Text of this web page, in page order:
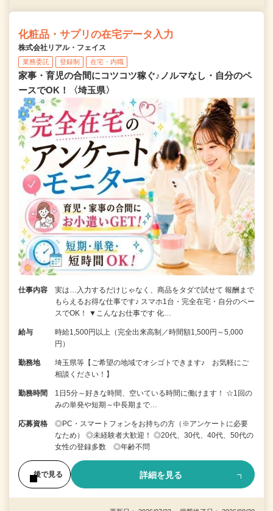
化粧品・サプリの在宅データ入力
株式会社リアル・フェイス
業務委託 登録制 在宅・内職
家事・育児の合間にコツコツ稼ぐ♪ノルマなし・自分のペ
ースでOK！〈埼玉県〉
仕事内容
実は…入力するだけじゃなく、商品をタダで試せて 報酬まで
もらえるお得な仕事です♪ スマホ1台・完全在宅・自分のペー
スでOK！ ▼こんなお仕事です 化…
給与
時給1,500円以上（完全出来高制／時間額1,500円～5,000
円）
勤務地
埼玉県等【ご希望の地域でオシゴトできます♪ お気軽にご
相談ください！】
勤務時間
1日5分～好きな時間、空いている時間に働けます！ ☆1回の
みの単発や短期～中長期まで…
応募資格
◎PC・スマートフォンをお持ちの方（※アンケートに必要
なため） ◎未経験者大歓迎！ ◎20代、30代、40代、50代の
女性の登録多数 ◎年齢不問
後で見る 詳細を見る